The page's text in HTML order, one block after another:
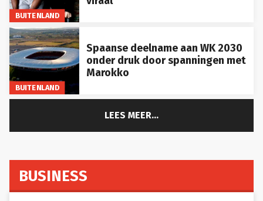
BUITENLAND
BUITENLAND
Spaanse deelname aan WK 2030
onder druk door spanningen met
Marokko
LEES MEER...
BUSINESS